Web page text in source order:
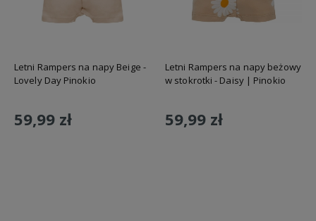
Letni Rampers na napy Beige -
Lovely Day Pinokio
59,99 zł
Letni Rampers na napy beżowy
w stokrotki - Daisy | Pinokio
59,99 zł